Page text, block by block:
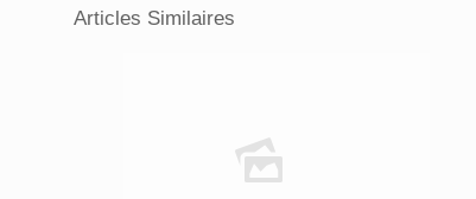
Articles Similaires